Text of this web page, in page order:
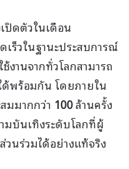
ปิดตัวในเดือน
ร็วในฐานะประสบการณ์
านจากทั่วโลกสามารถ
ด้พร้อมกัน โดยภายใน
มมากกว่า 100ล้านครั้ง
มบันเทิงระดับโลกที่ผู้
วนร่วมได้อย่างแท้จริง